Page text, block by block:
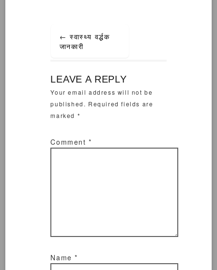
navigation
← स्वास्थ्य वर्द्धक
जानकारी
LEAVE A REPLY
Your email address will not be
published. Required fields are
marked *
Comment*
Name*